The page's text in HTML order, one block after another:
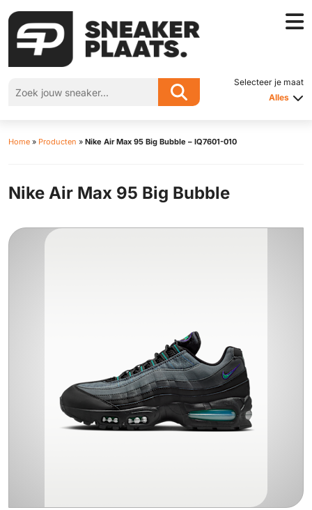
Selecteer je maat
Alles
Home » Producten » Nike Air Max 95 Big Bubble – IQ7601-010
Nike Air Max 95 Big Bubble